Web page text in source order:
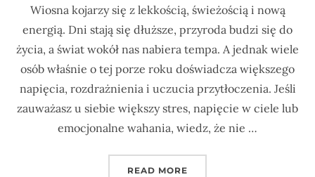
Wiosna kojarzy się z lekkością, świeżością i nową
energią. Dni stają się dłuższe, przyroda budzi się do
życia, a świat wokół nas nabiera tempa. A jednak wiele
osób właśnie o tej porze roku doświadcza większego
napięcia, rozdrażnienia i uczucia przytłoczenia. Jeśli
zauważasz u siebie większy stres, napięcie w ciele lub
emocjonalne wahania, wiedz, że nie …
READ MORE